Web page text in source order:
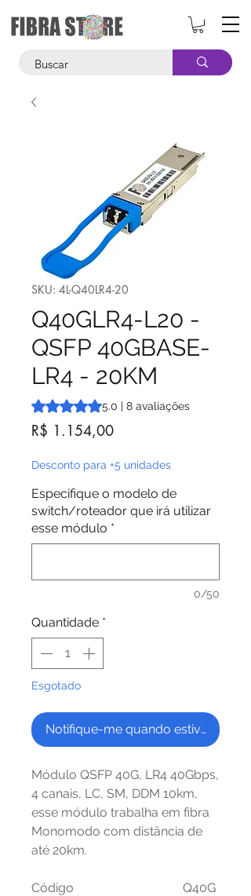
SKU: 4L-Q40LR4-20
Q40GLR4-L20 -
QSFP 40GBASE-
LR4 - 20KM
A classificação é 5.0 de 5 estrelas
5.0 | 8 avaliações
R$ 1.154,00Preço
Desconto para +5 unidades
Especifique o modelo de
switch/roteador que irá utilizar
esse módulo *
0/50
Quantidade *
Esgotado
Notifique-me quando estiver
Módulo QSFP 40G, LR4 40Gbps,
4 canais, LC, SM, DDM 10km,
esse módulo trabalha em fibra
Monomodo com distância de
até 20km.
Código
Q40G